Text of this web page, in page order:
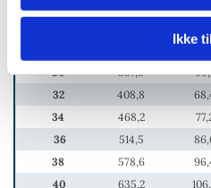
Ikke
30
357,3
32
408,8
34
468,2
36
514,5
38
578,6
40
635,2